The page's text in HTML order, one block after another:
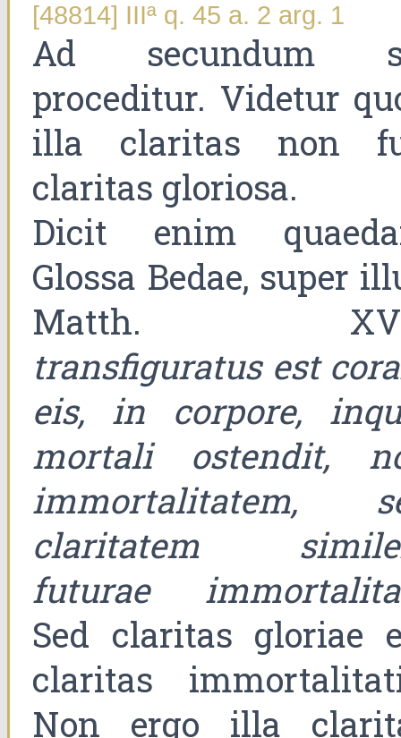
[48814] IIIª q. 45 a. 2 arg. 1
Ad secundum
proceditur. Videtur
illa claritas non
claritas gloriosa.
Dicit enim
Glossa Bedae, super
Matth.
transfiguratus est
eis, in corpore,
mortali ostendit,
immortalitatem,
claritatem
futurae
Sed claritas gloriae
claritas
Non ergo illa